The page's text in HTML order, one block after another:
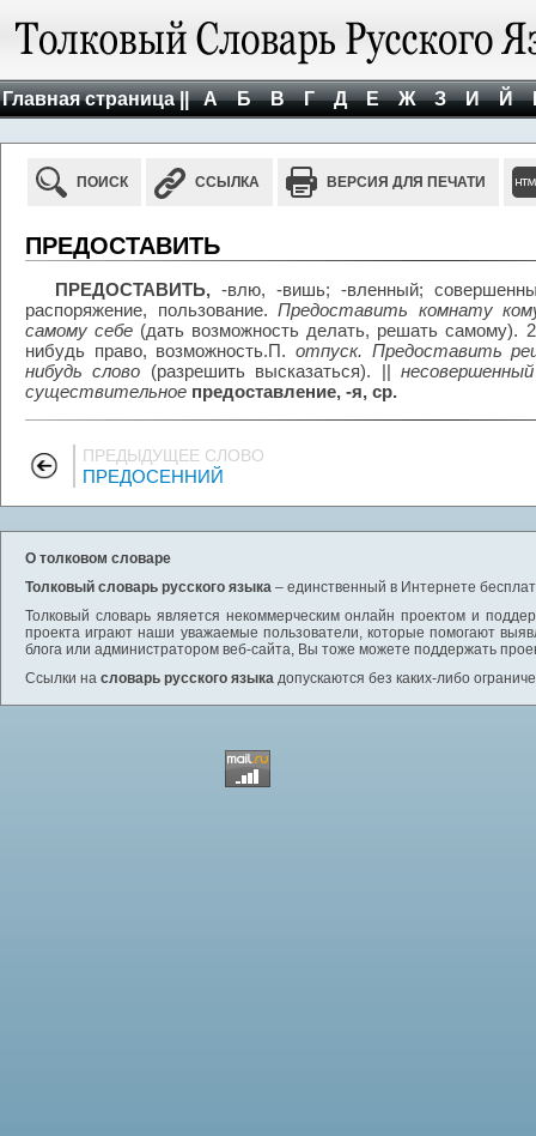
Главная страница || А Б В Г Д Е Ж З И Й
ПОИСК ССЫЛКА ВЕРСИЯ ДЛЯ ПЕЧАТИ
ПРЕДОСТАВИТЬ
ПРЕДОСТАВИТЬ, -влю, -вишь; -вленный;
распоряжение, пользование. Предоставить комнату
самому себе (дать возможность делать, решать самому).
нибудь право, возможность.П. отпуск. Предоставить
нибудь слово (разрешить высказаться). ||
существительное предоставление, -я, ср.
ПРЕДЫДУЩЕЕ СЛОВО
ПРЕДОСЕННИЙ
О толковом словаре
Толковый словарь русского языка – единственный в Интернете
Толковый словарь является некоммерческим онлайн проектом и
проекта играют наши уважаемые пользователи, которые помогают
блога или администратором веб-сайта, Вы тоже можете поддержать
Ссылки на словарь русского языка допускаются без каких-либо